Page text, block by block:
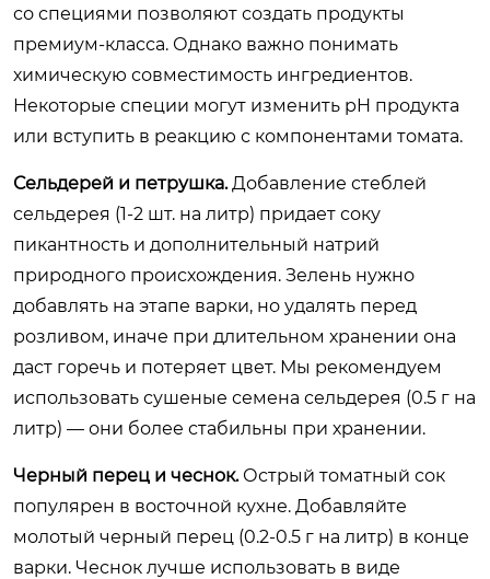
со специями позволяют создать продукты
премиум-класса. Однако важно понимать
химическую совместимость ингредиентов.
Некоторые специи могут изменить pH продукта
или вступить в реакцию с компонентами томата.
Сельдерей и петрушка.Добавление стеблей
сельдерея (1-2 шт. на литр) придает соку
пикантность и дополнительный натрий
природного происхождения. Зелень нужно
добавлять на этапе варки, но удалять перед
розливом, иначе при длительном хранении она
даст горечь и потеряет цвет. Мы рекомендуем
использовать сушеные семена сельдерея (0.5 г на
литр) — они более стабильны при хранении.
Черный перец и чеснок.Острый томатный сок
популярен в восточной кухне. Добавляйте
молотый черный перец (0.2-0.5 г на литр) в конце
варки. Чеснок лучше использовать в виде